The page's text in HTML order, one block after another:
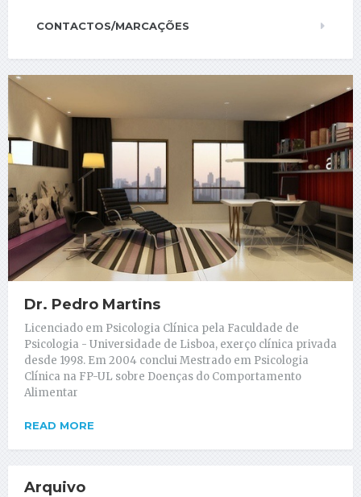
CONTACTOS/MARCAÇÕES
Dr. Pedro Martins
Licenciado em Psicologia Clínica pela Faculdade de
Psicologia - Universidade de Lisboa, exerço clínica privada
desde 1998. Em 2004 conclui Mestrado em Psicologia
Clínica na FP-UL sobre Doenças do Comportamento
Alimentar
READ MORE
Arquivo